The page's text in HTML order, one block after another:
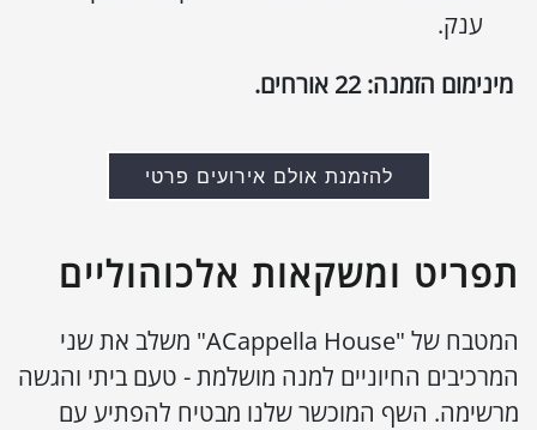
ענק.
מינימום הזמנה: 22 אורחים
.
להזמנת אולם אירועים פרטי
תפריט ומשקאות אלכוהוליים
המטבח של "ACappella House" משלב את שני
המרכיבים החיוניים למנה מושלמת - טעם ביתי והגשה
מרשימה. השף המוכשר שלנו מבטיח להפתיע עם